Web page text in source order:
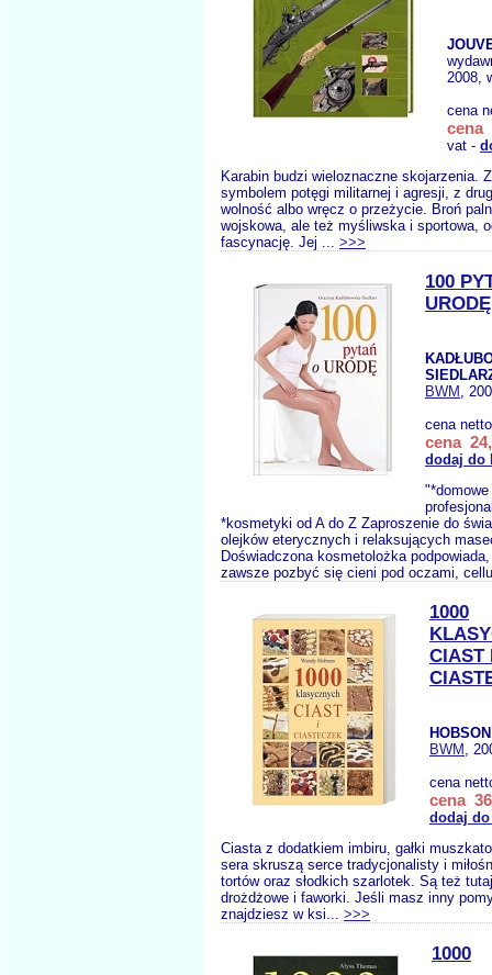
2008,
cena
cena
vat -
Karabin budzi wieloznaczne skojarzenia.
symbolem potęgi militarnej i agresji, z
wolność albo wręcz o przeżycie. Broń
wojskowa, ale też myśliwska i sportowa,
fascynację. Jej ... >>>
100
URODĘ
BWM ,
cena
cena
dodaj do
*kosmetyki od A do Z Zaproszenie do
olejków eterycznych i relaksujących
Doświadczona kosmetolożka
zawsze pozbyć się cieni pod oczami,
1000
CIAST
BWM ,
cena
cena
dodaj
Ciasta z dodatkiem imbiru, gałki
sera skruszą serce tradycjonalisty i
tortów oraz słodkich szarlotek. Są też
drożdżowe i faworki. Jeśli masz inny
znajdziesz w ksi... >>>
1000